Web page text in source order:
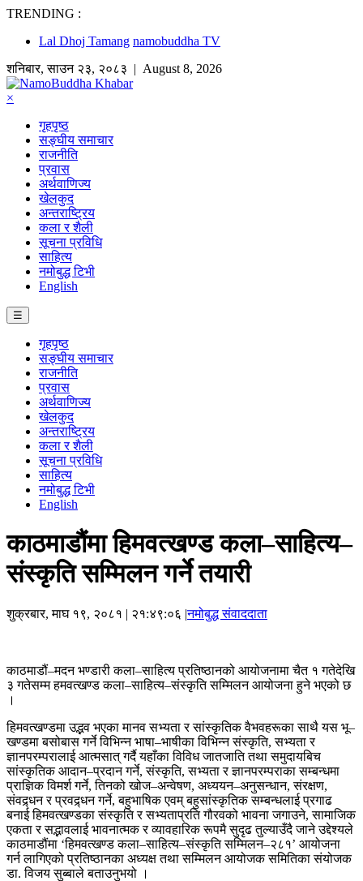
TRENDING :
Lal Dhoj Tamang namobuddha TV
शनिबार,साउन २३, २०८३ | August 8, 2026
×
गृहपृष्ठ
सङ्घीय समाचार
राजनीति
प्रवास
अर्थवाणिज्य
खेलकुद
अन्तराष्ट्रिय
कला र शैली
सूचना प्रविधि
साहित्य
नमोबुद्ध टिभी
English
☰
गृहपृष्ठ
सङ्घीय समाचार
राजनीति
प्रवास
अर्थवाणिज्य
खेलकुद
अन्तराष्ट्रिय
कला र शैली
सूचना प्रविधि
साहित्य
नमोबुद्ध टिभी
English
काठमाडौंमा हिमवत्खण्ड कला–साहित्य–
संस्कृति सम्मिलन गर्ने तयारी
शुक्रबार, माघ १९, २०८१ | २१:४९:०६ |नमोबुद्ध संवाददाता
काठमाडौं–मदन भण्डारी कला–साहित्य प्रतिष्ठानको आयोजनामा चैत १ गतेदेखि
३ गतेसम्म हमवत्खण्ड कला–साहित्य–संस्कृति सम्मिलन आयोजना हुने भएको छ
।
हिमवत्खण्डमा उद्भव भएका मानव सभ्यता र सांस्कृतिक वैभवहरूका साथै यस भू–
खण्डमा बसोबास गर्ने विभिन्न भाषा–भाषीका विभिन्न संस्कृति, सभ्यता र
ज्ञानपरम्परालाई आत्मसात् गर्दै यहाँका विविध जातजाति तथा समुदायबिच
सांस्कृतिक आदान–प्रदान गर्ने, संस्कृति, सभ्यता र ज्ञानपरम्पराका सम्बन्धमा
प्राज्ञिक विमर्श गर्ने, तिनको खोज–अन्वेषण, अध्ययन–अनुसन्धान, संरक्षण,
संवद्र्धन र प्रवद्र्धन गर्ने, बहुभाषिक एवम् बहुसांस्कृतिक सम्बन्धलाई प्रगाढ
बनाई हिमवत्खण्डका संस्कृति र सभ्यताप्रति गौरवको भावना जगाउने, सामाजिक
एकता र सद्भावलाई भावनात्मक र व्यावहारिक रूपमै सुदृढ तुल्याउँदै जाने उद्देश्यले
काठमाडौंमा ‘हिमवत्खण्ड कला–साहित्य–संस्कृति सम्मिलन–२८१’ आयोजना
गर्न लागिएको प्रतिष्ठानका अध्यक्ष तथा सम्मिलन आयोजक समितिका संयोजक
डा. विजय सुब्बाले बताउनुभयो ।